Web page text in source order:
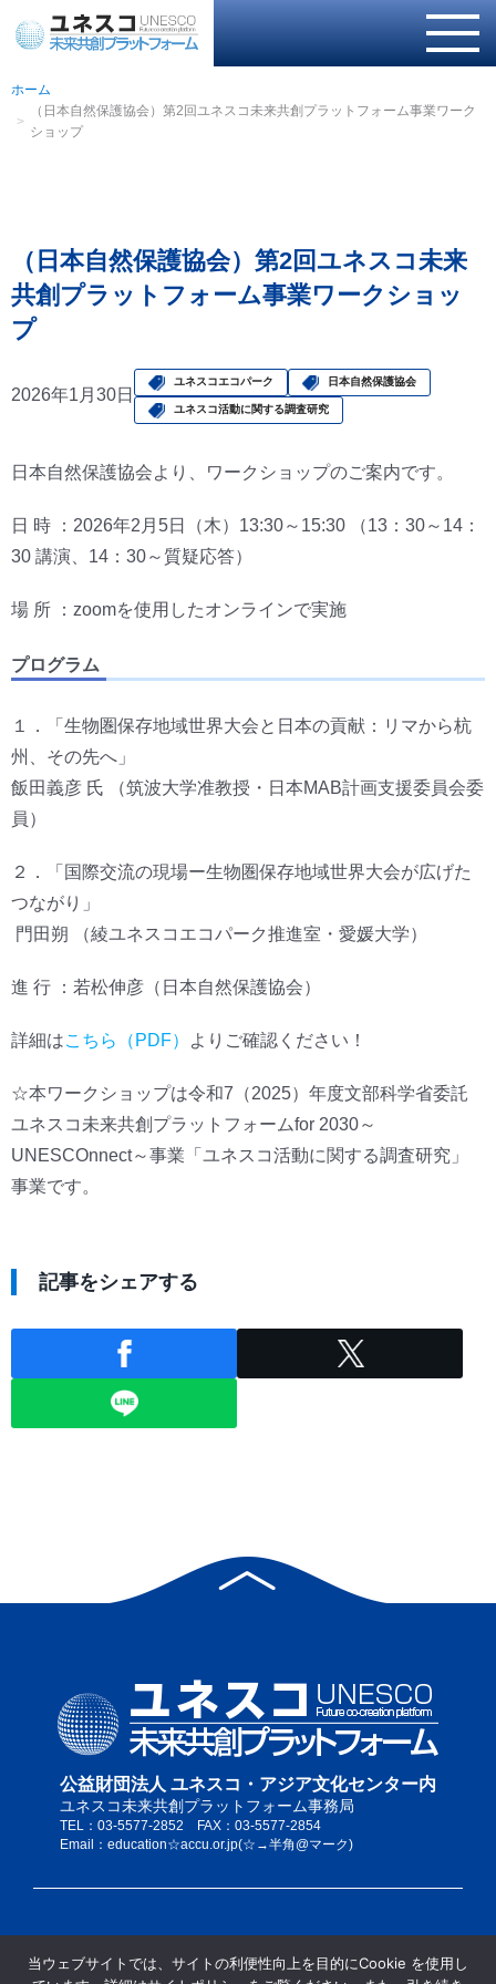
ホーム
（日本自然保護協会）第2回ユネスコ未来共創プラットフォーム事業ワーク
ショップ
（日本自然保護協会）第2回ユネスコ未来
共創プラットフォーム事業ワークショッ
プ
2026年1月30日
ユネスコエコパーク 日本自然保護協会
ユネスコ活動に関する調査研究
日本自然保護協会より、ワークショップのご案内です。
日 時 ：2026年2月5日（木）13:30～15:30 （13：30～14：
30 講演、14：30～質疑応答）
場 所 ：zoomを使用したオンラインで実施
プログラム
１．「生物圏保存地域世界大会と日本の貢献：リマから杭
州、その先へ」
飯田義彦 氏 （筑波大学准教授・日本MAB計画支援委員会委
員）
２．「国際交流の現場ー生物圏保存地域世界大会が広げた
つながり」
門田朔 （綾ユネスコエコパーク推進室・愛媛大学）
進 行 ：若松伸彦（日本自然保護協会）
詳細はこちら（PDF） よりご確認ください！
☆本ワークショップは令和7（2025）年度文部科学省委託
ユネスコ未来共創プラットフォームfor 2030～
UNESCOnnect～事業「ユネスコ活動に関する調査研究」
事業です。
記事をシェアする
公益財団法人 ユネスコ・アジア文化センター内
ユネスコ未来共創プラットフォーム事務局
TEL：03-5577-2852 FAX：03-5577-2854
Email：education☆accu.or.jp(☆→半角@マーク)
サイトポリシー
当ウェブサイトでは、サイトの利便性向上を目的にCookie を使用し